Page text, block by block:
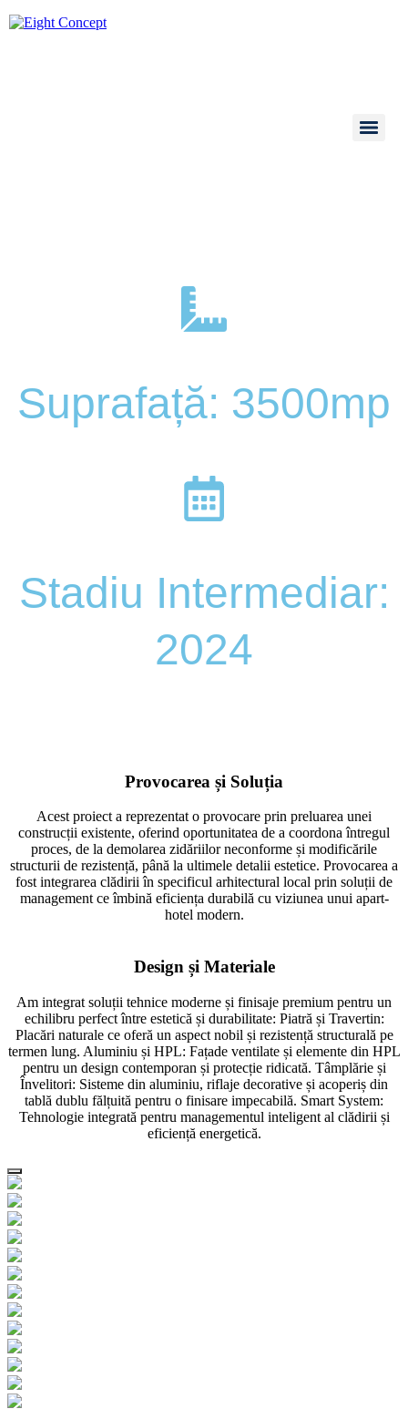
Suprafață: 3500mp
Stadiu Intermediar:
2024
Provocarea și Soluția
Acest proiect a reprezentat o provocare prin preluarea unei
construcții existente, oferind oportunitatea de a coordona întregul
proces, de la demolarea zidăriilor neconforme și modificările
structurii de rezistență, până la ultimele detalii estetice. Provocarea a
fost integrarea clădirii în specificul arhitectural local prin soluții de
management ce îmbină eficiența durabilă cu viziunea unui apart-
hotel modern.
Design și Materiale
Am integrat soluții tehnice moderne și finisaje premium pentru un
echilibru perfect între estetică și durabilitate: Piatră și Travertin:
Placări naturale ce oferă un aspect nobil și rezistență structurală pe
termen lung. Aluminiu și HPL: Fațade ventilate și elemente din HPL
pentru un design contemporan și protecție ridicată. Tâmplărie și
Învelitori: Sisteme din aluminiu, riflaje decorative și acoperiș din
tablă dublu fălțuită pentru o finisare impecabilă. Smart System:
Tehnologie integrată pentru managementul inteligent al clădirii și
eficiență energetică.